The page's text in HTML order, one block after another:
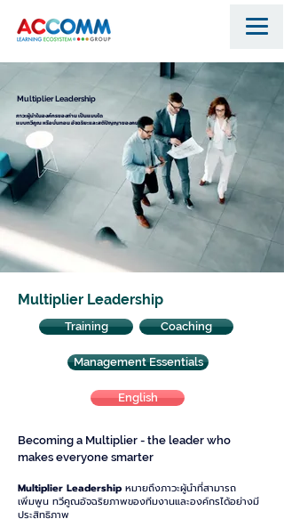
Multiplier Leadership
ภาวะผู้นำในองค์กรของท่าน เป็นแบบใด
แบบทวีคูณ หรือบั่นทอน อัจฉริยะและสติปัญญาของคน
Multiplier Leadership
Training Coaching
Management Essentials
English
Becoming a Multiplier - the leader who
makes everyone smarter
Multiplier Leadership หมายถึงภาวะผู้นำที่สามารถ
เพิ่มพูน ทวีคูณอัจฉริยภาพของทีมงานและองค์กรได้อย่างมี
ประสิทธิภาพ